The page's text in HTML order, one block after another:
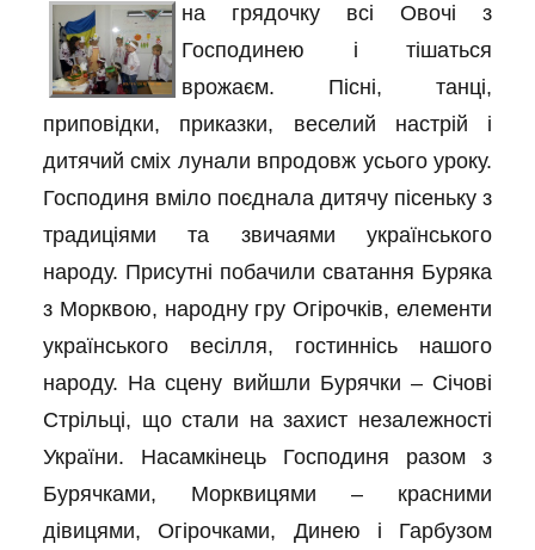
на грядочку всі Овочі з
Господинею і тішаться
врожаєм. Пісні, танці,
приповідки, приказки, веселий настрій і
дитячий сміх лунали впродовж усього уроку.
Господиня вміло поєднала дитячу пісеньку з
традиціями та звичаями українського
народу. Присутні побачили сватання Буряка
з Морквою, народну гру Огірочків, елементи
українського весілля, гостиннісь нашого
народу. На сцену вийшли Бурячки – Січові
Стрільці, що стали на захист незалежності
України. Насамкінець Господиня разом з
Бурячками, Морквицями – красними
дівицями, Огірочками, Динею і Гарбузом